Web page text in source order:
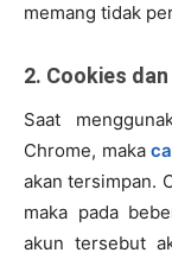
memang tidak
2. Cookies
Saat
Chrome, maka
akan tersimpan.
maka pada
akun tersebut